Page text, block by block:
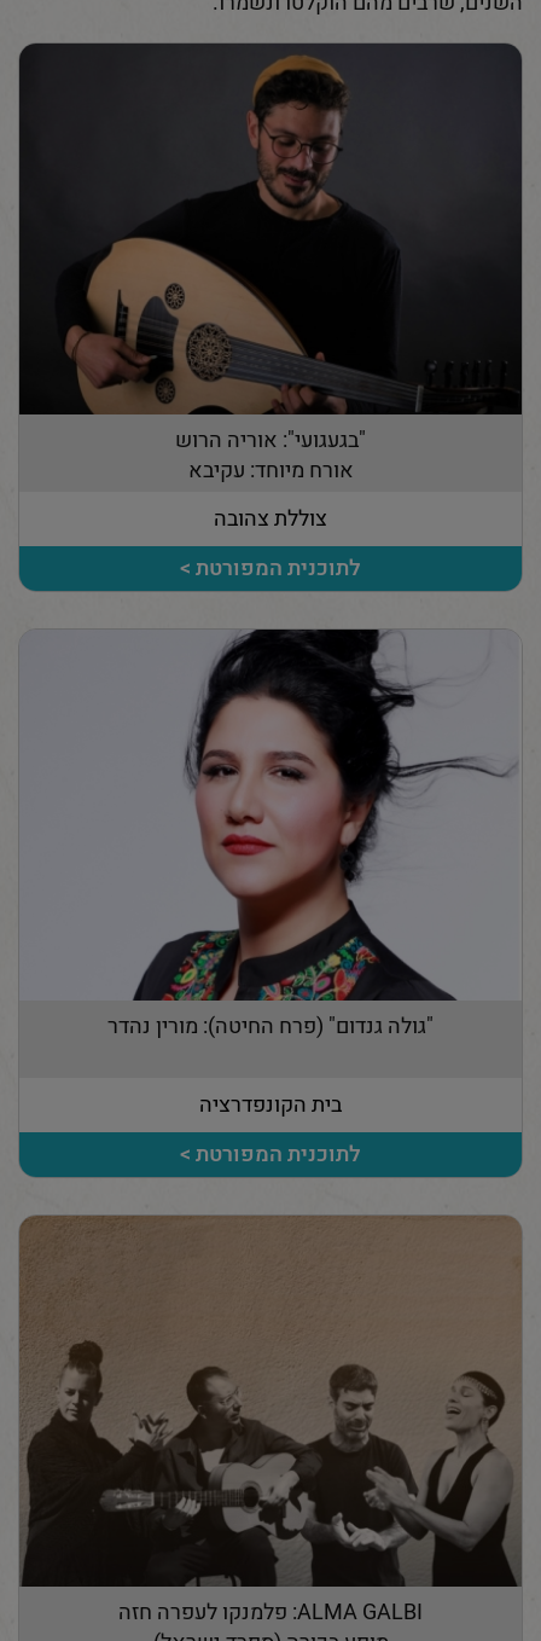
"בגעגועי": אוריה הרוש
אורח מיוחד: עקיבא
צוללת צהובה
לתוכנית המפורטת >
"גולה גנדום" (פרח החיטה): מורין נהדר
בית הקונפדרציה
לתוכנית המפורטת >
ALMA GALBI: פלמנקו לעפרה חזה